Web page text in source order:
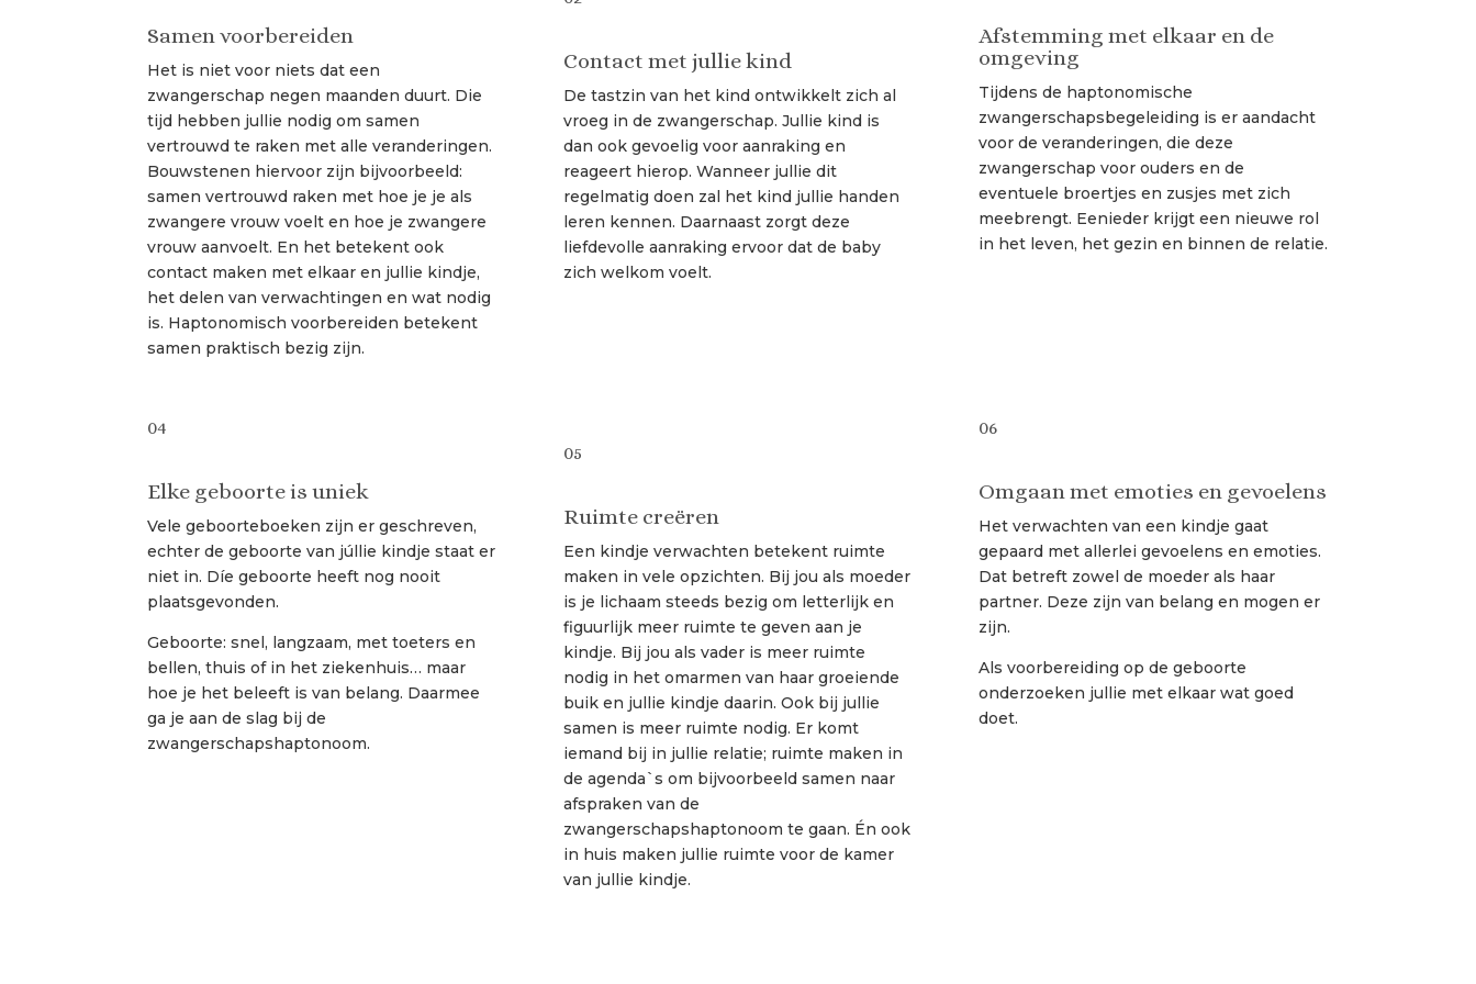
Samen voorbereiden
Het is niet voor niets dat een
zwangerschap negen maanden duurt. Die
tijd hebben jullie nodig om samen
vertrouwd te raken met alle veranderingen.
Bouwstenen hiervoor zijn bijvoorbeeld:
samen vertrouwd raken met hoe je je als
zwangere vrouw voelt en hoe je zwangere
vrouw aanvoelt. En het betekent ook
contact maken met elkaar en jullie kindje,
het delen van verwachtingen en wat nodig
is. Haptonomisch voorbereiden betekent
samen praktisch bezig zijn.
Contact met jullie kind
De tastzin van het kind ontwikkelt zich al
vroeg in de zwangerschap. Jullie kind is
dan ook gevoelig voor aanraking en
reageert hierop. Wanneer jullie dit
regelmatig doen zal het kind jullie handen
leren kennen. Daarnaast zorgt deze
liefdevolle aanraking ervoor dat de baby
zich welkom voelt.
Afstemming met elkaar en de
omgeving
Tijdens de haptonomische
zwangerschapsbegeleiding is er aandacht
voor de veranderingen, die deze
zwangerschap voor ouders en de
eventuele broertjes en zusjes met zich
meebrengt. Eenieder krijgt een nieuwe rol
in het leven, het gezin en binnen de relatie.
04
Elke geboorte is uniek
Vele geboorteboeken zijn er geschreven,
echter de geboorte van júllie kindje staat er
niet in. Díe geboorte heeft nog nooit
plaatsgevonden.
Geboorte: snel, langzaam, met toeters en
bellen, thuis of in het ziekenhuis… maar
hoe je het beleeft is van belang. Daarmee
ga je aan de slag bij de
zwangerschapshaptonoom.
05
Ruimte creëren
Een kindje verwachten betekent ruimte
maken in vele opzichten. Bij jou als moeder
is je lichaam steeds bezig om letterlijk en
figuurlijk meer ruimte te geven aan je
kindje. Bij jou als vader is meer ruimte
nodig in het omarmen van haar groeiende
buik en jullie kindje daarin. Ook bij jullie
samen is meer ruimte nodig. Er komt
iemand bij in jullie relatie; ruimte maken in
de agenda`s om bijvoorbeeld samen naar
afspraken van de
zwangerschapshaptonoom te gaan. Én ook
in huis maken jullie ruimte voor de kamer
van jullie kindje.
06
Omgaan met emoties en gevoelens
Het verwachten van een kindje gaat
gepaard met allerlei gevoelens en emoties.
Dat betreft zowel de moeder als haar
partner. Deze zijn van belang en mogen er
zijn.
Als voorbereiding op de geboorte
onderzoeken jullie met elkaar wat goed
doet.